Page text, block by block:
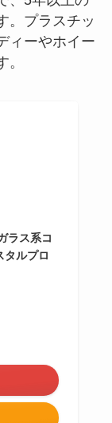
。プラスチッ
ィーやホイー
ラス系コ
タルプロ